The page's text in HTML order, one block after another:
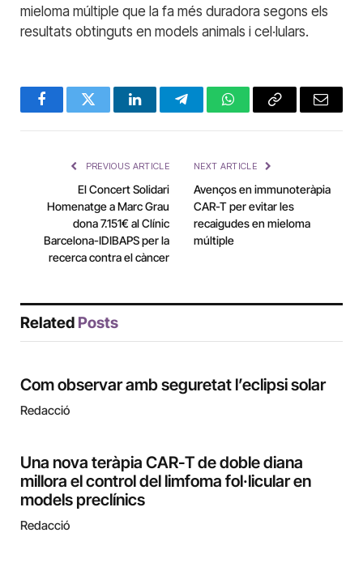
mieloma múltiple que la fa més duradora segons els
resultats obtinguts en models animals i cel·lulars.
FacebookTwitter LinkedInTelegramWhatsAppCopy
Email
PREVIOUS ARTICLE
El Concert Solidari
Homenatge a Marc Grau
dona 7.151€ al Clínic
Barcelona-IDIBAPS per la
recerca contra el càncer
NEXT ARTICLE
Avenços en immunoteràpia
CAR-T per evitar les
recaigudes en mieloma
múltiple
Related Posts
Com observar amb seguretat l’eclipsi solar
Redacció
Una nova teràpia CAR-T de doble diana
millora el control del limfoma fol·licular en
models preclínics
Redacció